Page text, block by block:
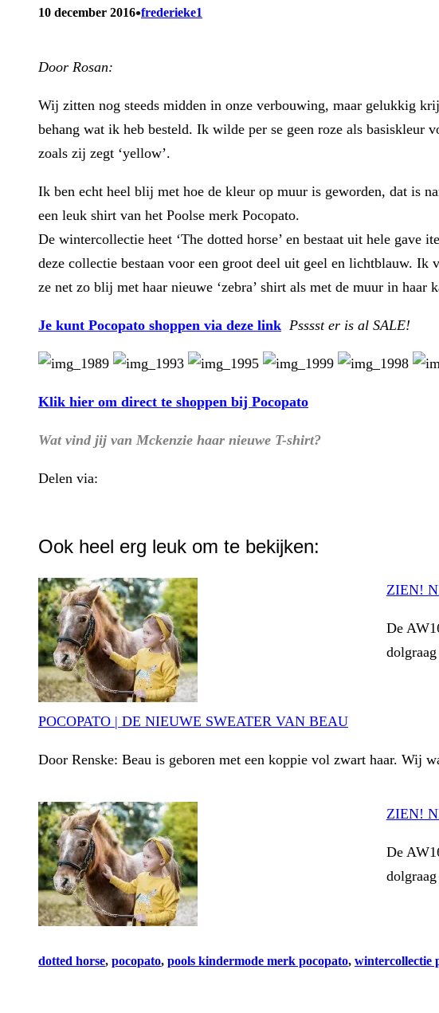
10 december 2016•frederieke1
Door Rosan:
Wij zitten nog steeds midden in onze verbouwing, maar gelukkig
behang wat ik heb besteld. Ik wilde per se geen roze als basiskleur
zoals zij zegt ‘yellow’.
Ik ben echt heel blij met hoe de kleur op muur is geworden, dat is
een leuk shirt van het Poolse merk Pocopato.
De wintercollectie heet ‘The dotted horse’ en bestaat uit hele
deze collectie bestaan voor een groot deel uit geel en lichtblauw.
ze net zo blij met haar nieuwe ‘zebra’ shirt als met de muur in haar
Je kunt Pocopato shoppen via deze link Psssst er is al SALE!
Klik hier om direct te shoppen bij Pocopato
Wat vind jij van Mckenzie haar nieuwe T-shirt?
Delen via:
Ook heel erg leuk om te bekijken:
ZIEN!
De
POCOPATO | DE NIEUWE SWEATER VAN BEAU
Door Renske: Beau is geboren met een koppie vol zwart haar. Wij
ZIEN!
De
dotted horse, pocopato, pools kindermode merk pocopato, wintercollectie